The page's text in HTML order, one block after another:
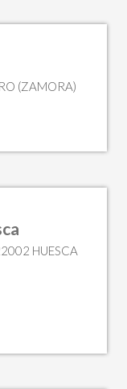
(ZAMORA)
HUESCA